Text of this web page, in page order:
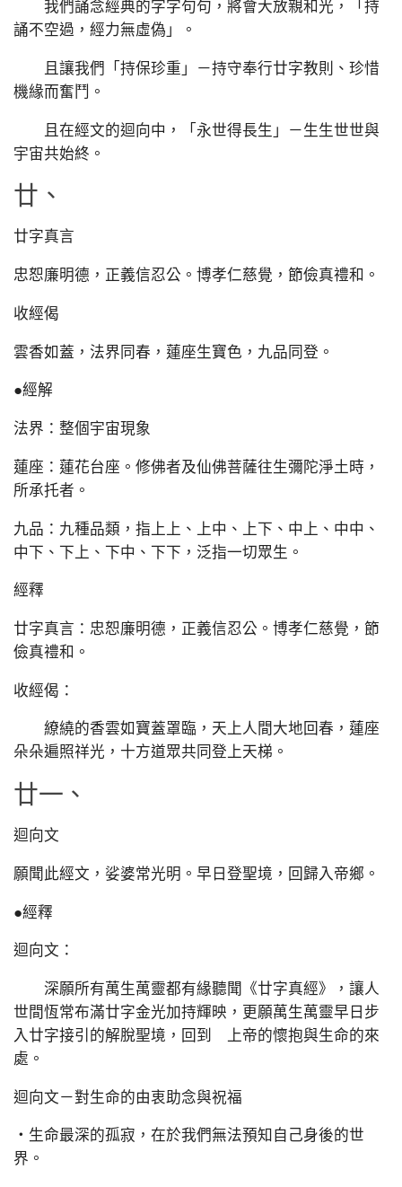
我們誦念經典的字字句句，將會大放親和光，「持
誦不空過，經力無虛偽」。
且讓我們「持保珍重」－持守奉行廿字教則、珍惜
機緣而奮鬥。
且在經文的迴向中，「永世得長生」－生生世世與
宇宙共始終。
廿、
廿字真言
忠恕廉明德，正義信忍公。博孝仁慈覺，節儉真禮和。
收經偈
雲香如蓋，法界同春，蓮座生寶色，九品同登。
●經解
法界：整個宇宙現象
蓮座：蓮花台座。修佛者及仙佛菩薩往生彌陀淨土時，
所承托者。
九品：九種品類，指上上、上中、上下、中上、中中、
中下、下上、下中、下下，泛指一切眾生。
經釋
廿字真言：忠恕廉明德，正義信忍公。博孝仁慈覺，節
儉真禮和。
收經偈：
繚繞的香雲如寶蓋罩臨，天上人間大地回春，蓮座
朵朵遍照祥光，十方道眾共同登上天梯。
廿一、
迴向文
願聞此經文，娑婆常光明。早日登聖境，回歸入帝鄉。
●經釋
迴向文：
深願所有萬生萬靈都有緣聽聞《廿字真經》，讓人
世間恆常布滿廿字金光加持輝映，更願萬生萬靈早日步
入廿字接引的解脫聖境，回到 上帝的懷抱與生命的來
處。
迴向文－對生命的由衷助念與祝福
‧生命最深的孤寂，在於我們無法預知自己身後的世
界。